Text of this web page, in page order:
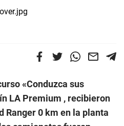
«Conduzca sus
LA Premium , recibieron
Ranger 0 km en la planta